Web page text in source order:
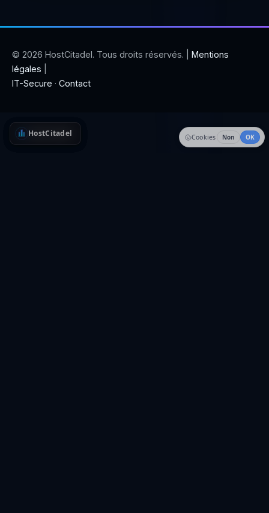
© 2026 HostCitadel. Tous droits réservés. | Mentions
légales
IT-Secure · Contact
HostCitadel
HostCitadel
HostCitadel
HostCitadel
HostCitadel Cookies Non OK